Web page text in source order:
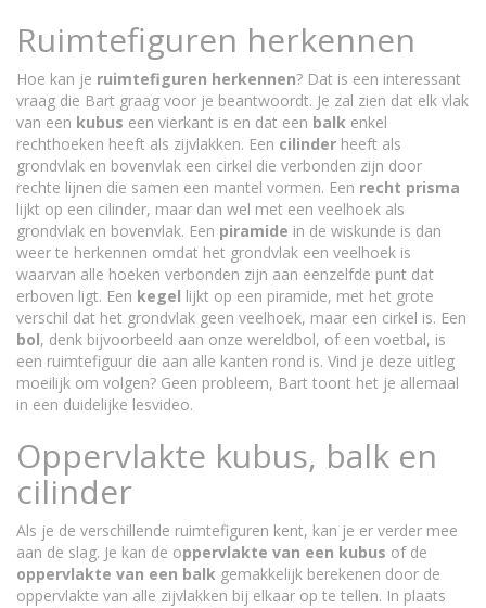
Ruimtefiguren herkennen
Hoe kan je ruimtefiguren herkennen? Dat is een interessant
vraag die Bart graag voor je beantwoordt. Je zal zien dat elk vlak
van een kubus een vierkant is en dat een balk enkel
rechthoeken heeft als zijvlakken. Een cilinder heeft als
grondvlak en bovenvlak een cirkel die verbonden zijn door
rechte lijnen die samen een mantel vormen. Een recht prisma
lijkt op een cilinder, maar dan wel met een veelhoek als
grondvlak en bovenvlak. Een piramide in de wiskunde is dan
weer te herkennen omdat het grondvlak een veelhoek is
waarvan alle hoeken verbonden zijn aan eenzelfde punt dat
erboven ligt. Een kegel lijkt op een piramide, met het grote
verschil dat het grondvlak geen veelhoek, maar een cirkel is. Een
bol, denk bijvoorbeeld aan onze wereldbol, of een voetbal, is
een ruimtefiguur die aan alle kanten rond is. Vind je deze uitleg
moeilijk om volgen? Geen probleem, Bart toont het je allemaal
in een duidelijke lesvideo.
Oppervlakte kubus, balk en
cilinder
Als je de verschillende ruimtefiguren kent, kan je er verder mee
aan de slag. Je kan de oppervlakte van een kubus of de
oppervlakte van een balk gemakkelijk berekenen door de
oppervlakte van alle zijvlakken bij elkaar op te tellen. In plaats